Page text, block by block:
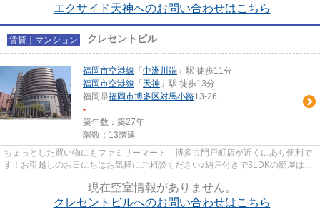
エクサイド天神へのお問い合わせはこちら
賃貸｜マンション クレセントビル
福岡市空港線 「中洲川端 」駅 徒歩11分
福岡市空港線 「天神 」駅 徒歩13分
福岡県福岡市博多区対馬小路13-26
-
築年数：築27年
階数：13階建
ちょっとした買い物にもファミリーマート 博多古門戸町店が近くにあり便利で
す！お引越しのお日にちはお気軽にご相談ください♪納戸付きで3LDKの部屋はこ
ちら☆鉄骨鉄筋コンクリートな...
現在空室情報がありません。
クレセントビルへのお問い合わせはこちら